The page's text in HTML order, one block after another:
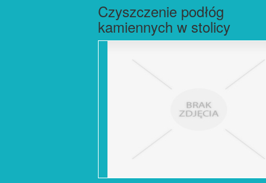
Czyszczenie podłóg
kamiennych w stolicy